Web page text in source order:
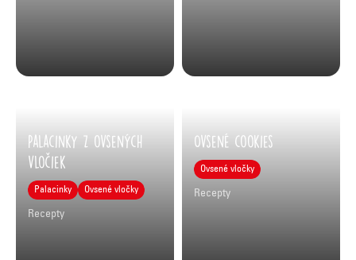
Palacinky z ovsených
vločiek
Palacinky Ovsené vločky
Recepty
Ovsené cookies
Ovsené vločky
Recepty